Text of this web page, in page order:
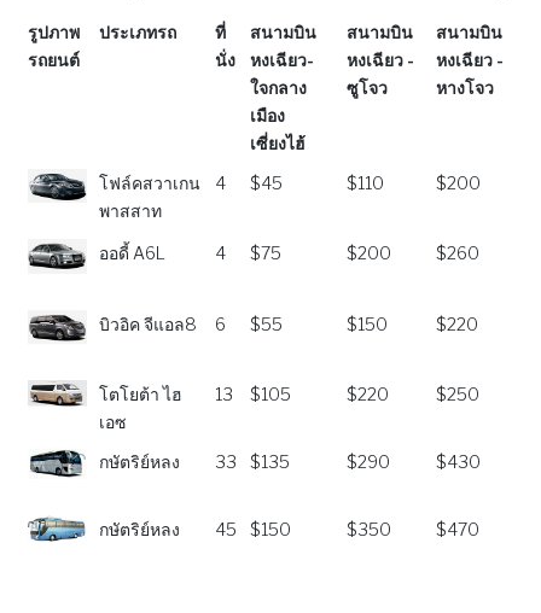
รูปภาพ
รถยนต์
ประเภทรถ
ที่
นั่ง
สนามบิน
หงเฉียว-
ใจกลาง
เมือง
เซี่ยงไฮ้
สนามบิน
หงเฉียว -
ซูโจว
สนามบิน
หงเฉียว -
หางโจว
รูปภาพ
รถยนต์
ประเภทรถ
ที่
สนามบิน
เมือง
สนามบิน
สนามบิน
โฟล์คสวาเกน
พาสสาท
4 $45 $110 $200
ออดี้ A6L 4 $75 $200 $260
บิวอิค จีแอล8 6 $55 $150 $220
โตโยต้า ไฮ
เอซ
13 $105 $220 $250
กษัตริย์หลง 33 $135 $290 $430
กษัตริย์หลง 45 $150 $350 $470